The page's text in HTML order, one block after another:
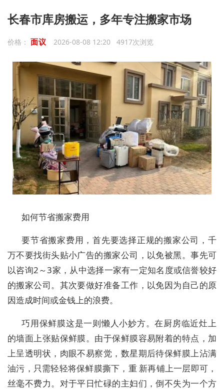
长春市库房搬运，多年专注搬家市场
价格： 面议 2026-08-08 12:20 4917次浏览
如何节省搬家费用
要节省搬家费用，首先要选择正规的搬家公司，千
万不要找街头贴小广告的搬家公司，以免被黑。事先可
以咨询2～3家，从中选择一家有一定知名度或信誉较好
的搬家公司。其次要做好准备工作，以免因为自己的原
因造成时间或金钱上的浪费。
巧用保鲜膜这是一则懒人小妙方。在厨房临近灶上
的墙面上张贴保鲜膜。由于保鲜膜容易附着的特点，加
上呈透明状，肉眼不易察觉，数星期后待保鲜膜上沾满
油污，只需轻轻将保鲜膜撕下，重 新再铺上一层即可，
丝毫不费力。对于平日忙碌的主妇们，倒不失为一个方